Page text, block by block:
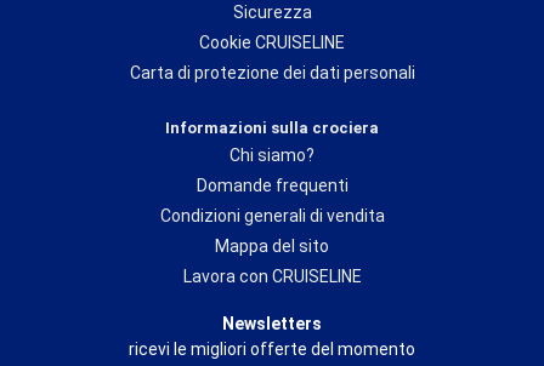
Sicurezza
Cookie CRUISELINE
Carta di protezione dei dati personali
Informazioni sulla crociera
Chi siamo?
Domande frequenti
Condizioni generali di vendita
Mappa del sito
Lavora con CRUISELINE
Newsletters
ricevi le migliori offerte del momento